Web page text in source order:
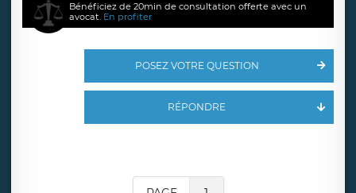
Bénéficiez de 20min de consultation offerte avec un
avocat. En profiter
POSEZ VOTRE QUESTION
RÉPONDRE